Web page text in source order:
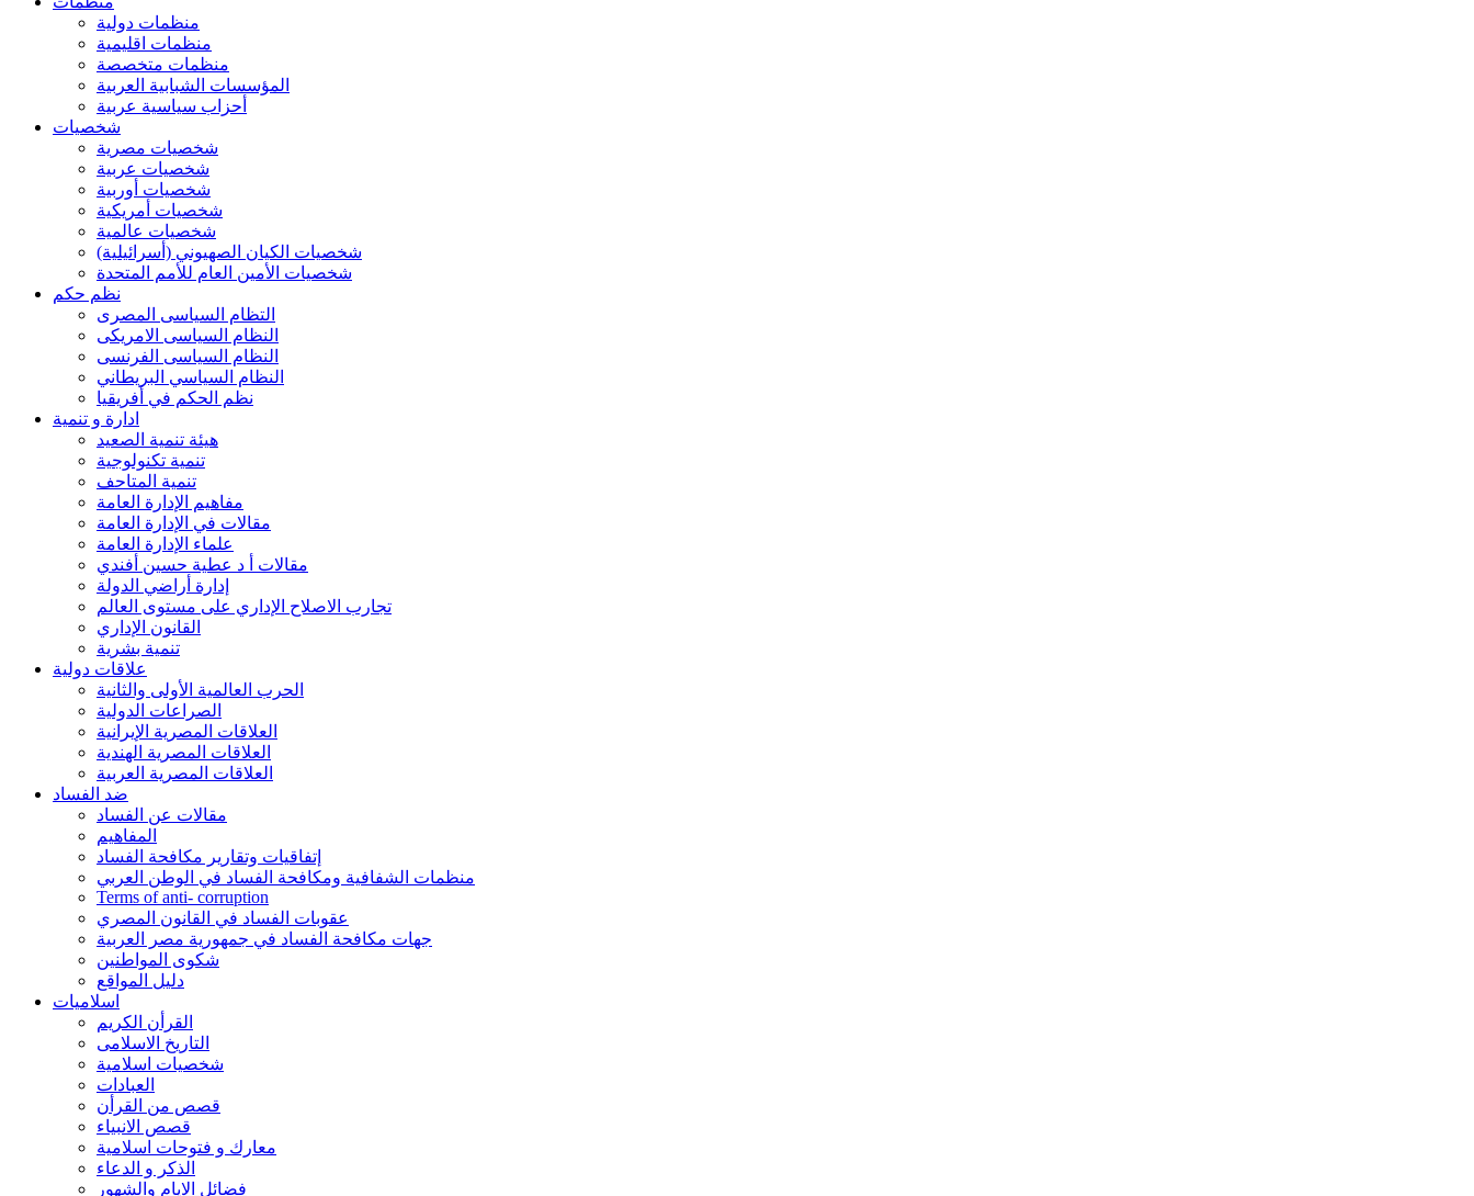
منظمات دولية
منظمات اقليمية
منظمات متخصصة
المؤسسات الشبابية العربية
أحزاب سياسية عربية
شخصيات
شخصيات مصرية
شخصيات عربية
شخصيات أوربية
شخصيات أمريكية
شخصيات عالمية
شخصيات الكيان الصهيوني (أسرائيلية)
شخصيات الأمين العام للأمم المتحدة
نظم حكم
التظام السياسى المصرى
النظام السياسى الامريكى
النظام السياسى الفرنسى
النظام السياسي البريطاني
نظم الحكم في أفريقيا
ادارة و تنمية
هيئة تنمية الصعيد
تنمية تكنولوجية
تنمية المتاحف
مفاهيم الإدارة العامة
مقالات في الإدارة العامة
علماء الإدارة العامة
مقالات أ د عطية حسين أفندي
إدارة أراضي الدولة
تجارب الاصلاح الإداري على مستوى العالم
القانون الإداري
تنمية بشرية
علاقات دولية
الحرب العالمية الأولى والثانية
الصراعات الدولية
العلاقات المصرية الإيرانية
العلاقات المصرية الهندية
العلاقات المصرية العربية
ضد الفساد
مقالات عن الفساد
المفاهيم
إتفاقيات وتقارير مكافحة الفساد
منظمات الشفافية ومكافحة الفساد في الوطن العربي
Terms of anti- corruption
عقوبات الفساد في القانون المصري
جهات مكافحة الفساد في جمهورية مصر العربية
شكوى المواطنين
دليل المواقع
اسلاميات
القرأن الكريم
التاريخ الاسلامى
شخصيات اسلامية
العبادات
قصص من القرأن
قصص الانبياء
معارك و فتوحات اسلامية
الذكر و الدعاء
فضائل الايام والشهور